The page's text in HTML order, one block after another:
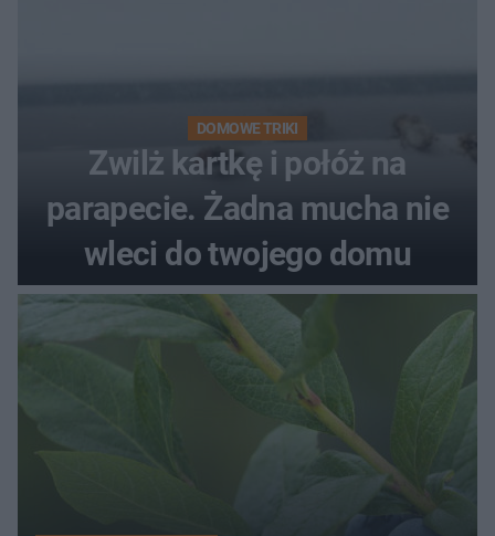
DOMOWE TRIKI
Zwilż kartkę i połóż na
parapecie. Żadna mucha nie
wleci do twojego domu